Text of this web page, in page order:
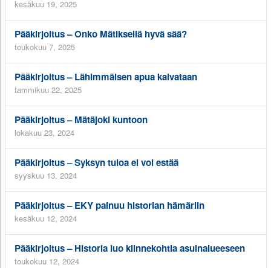
kesäkuu 19, 2025
Pääkirjoitus – Onko Mätiksellä hyvä sää?
toukokuu 7, 2025
Pääkirjoitus – Lähimmäisen apua kaivataan
tammikuu 22, 2025
Pääkirjoitus – Mätäjoki kuntoon
lokakuu 23, 2024
Pääkirjoitus – Syksyn tuloa ei voi estää
syyskuu 13, 2024
Pääkirjoitus – EKY painuu historian hämäriin
kesäkuu 12, 2024
Pääkirjoitus – Historia luo kiinnekohtia asuinalueeseen
toukokuu 12, 2024